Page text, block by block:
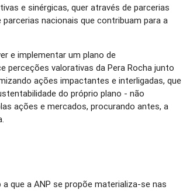
e sinérgicas, quer através de parcerias
nacionais que contribuam para a
e implementar um plano de
perceções valorativas da Pera Rocha junto
ações impactantes e interligadas, que
do próprio plano - não
ações e mercados, procurando antes, a
que a ANP se propõe materializa-se nas